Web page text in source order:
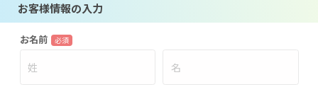
お客様情報の入力
お名前 必須